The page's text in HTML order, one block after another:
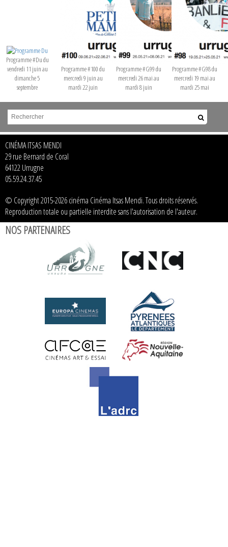
Programme #Du du
vendredi 11 juin au
dimanche 5
septembre
Programme #100 du
mercredi 9 juin au
mardi 22 juin
Programme #G99 du
mercredi 26 mai au
mardi 8 juin
Programme #G98 du
mercredi 19 mai au
mardi 25 mai
CINÉMA ITSAS MENDI
29 rue Bernard de Coral
64122 Urrugne
05.59.24.37.45
© Copyright 2015-2026 cinéma Cinéma Itsas Mendi. Tous droits réservés.
Reproduction totale ou partielle interdite sans l'autorisation de l'auteur.
NOS PARTENAIRES